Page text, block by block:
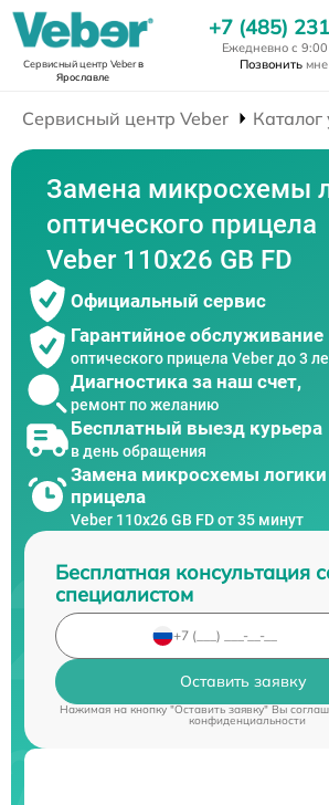
Сервисный центр Veberв
Ярославле
+7 (485)
Ежедневно с
Позвонить
Сервисный центр Veber Каталог
Замена микросхемы
оптического прицела
Veber 110х26 GB FD
Официальный сервис
Гарантийное обслуживание
оптического прицела Veber до 3
Диагностика за наш счет,
ремонт по желанию
Бесплатный выезд курьера
в день обращения
Замена микросхемы логики
прицела
Veber 110х26 GB FD от 35 минут
Бесплатная консультация
специалистом
Оставить заявку
Нажимая на кнопку "Оставить заявку" Вы
конфиденциальности